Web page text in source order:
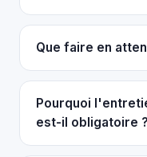
Que faire en
Pourquoi
est-il obligatoire ?